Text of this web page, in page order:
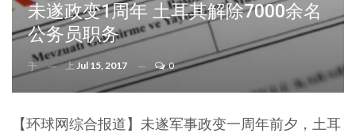
未遂政变1周年 土耳其解除7000余名
公务员职务
于 上 Jul 15, 2017 0
【环球网综合报道】未遂军事政变一周年前夕，土耳